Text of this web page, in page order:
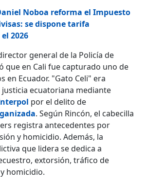
Noboa reforma el Impuesto
se dispone tarifa
2026
general de la Policía de
que en Cali fue capturado uno de
en Ecuador. "Gato Celi" era
ecuatoriana mediante
por el delito de
. Según Rincón, el cabecilla
registra antecedentes por
y homicidio. Además, la
que lidera se dedica a
extorsión, tráfico de
homicidio.